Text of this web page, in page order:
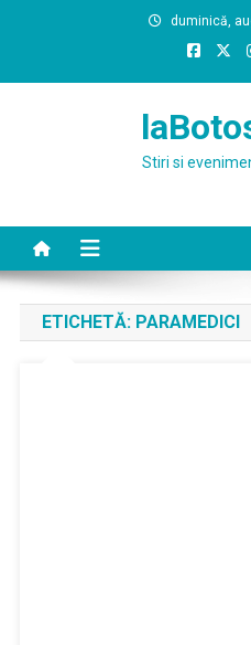
duminică,
Stiri si
ETICHETĂ: PARAMEDICI